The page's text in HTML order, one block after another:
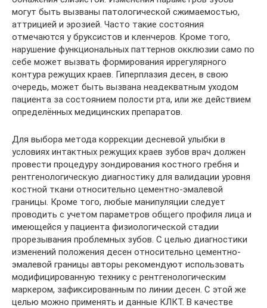
могут быть вызваны патологической сжимаемостью,
аттрицией и эрозией. Часто такие состояния
отмечаются у бруксистов и кленчеров. Кроме того,
нарушение функциональных паттернов окклюзии само по
себе может вызвать формирования иррегулярного
контура режущих краев. Гиперплазия десен, в свою
очередь, может быть вызвана неадекватным уходом
пациента за состоянием полости рта, или же действием
определённых медицинских препаратов.
Для выбора метода коррекции десневой улыбки в
условиях интактных режущих краев зубов врач должен
провести процедуру зондирования костного гребня и
рентгенологическую диагностику для валидации уровня
костной ткани относительно цементно-эмалевой
границы. Кроме того, любые манипуляции следует
проводить с учетом параметров общего профиля лица и
имеющейся у пациента физиологической стадии
прорезывания проблемных зубов. С целью диагностики
изменений положения десен относительно цементно-
эмалевой границы авторы рекомендуют использовать
модифицированную технику с рентгенологическим
маркером, зафиксированным по линии десен. С этой же
целью можно применять и данные КЛКТ. В качестве